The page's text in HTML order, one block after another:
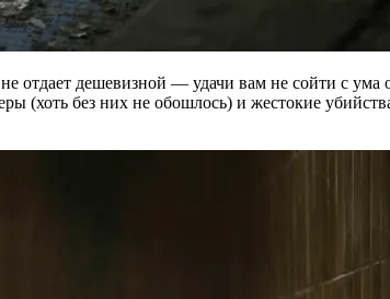
отдает дешевизной — удачи вам не сойти с
(хоть без них не обошлось) и жестокие